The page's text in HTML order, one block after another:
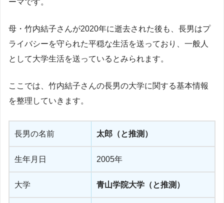
ーマです。
母・竹内結子さんが2020年に逝去された後も、長男はプ
ライバシーを守られた平穏な生活を送っており、一般人
として大学生活を送っているとみられます。
ここでは、竹内結子さんの長男の大学に関する基本情報
を整理していきます。
長男の名前 太郎（と推測）
生年月日 2005年
大学 青山学院大学（と推測）